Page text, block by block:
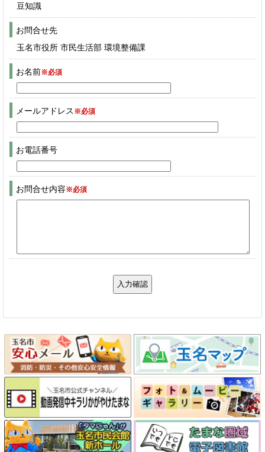
豆知識
お問合せ先
玉名市役所 市民生活部 環境整備課
お名前※必須
メールアドレス ※必須
お電話番号
お問合せ内容※必須